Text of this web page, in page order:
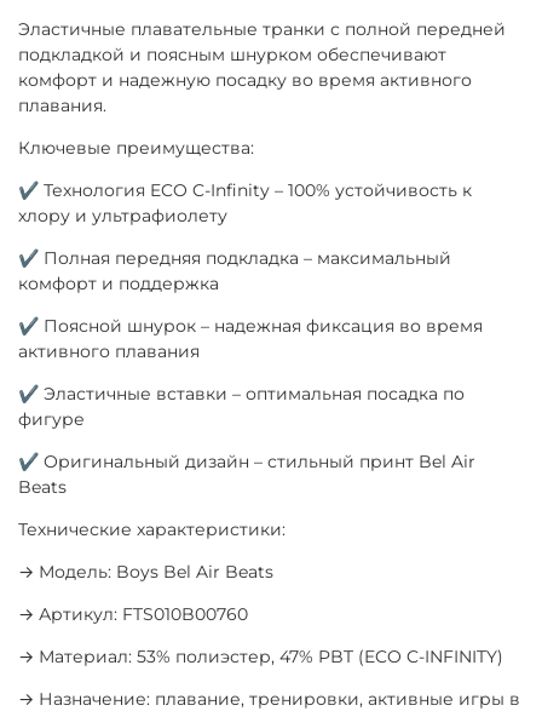
Эластичные плавательные транки с полной передней
подкладкой и поясным шнурком обеспечивают
комфорт и надежную посадку во время активного
плавания.
Ключевые преимущества:
✔ Технология ECO C-Infinity – 100% устойчивость к
хлору и ультрафиолету
✔ Полная передняя подкладка – максимальный
комфорт и поддержка
✔ Поясной шнурок – надежная фиксация во время
активного плавания
✔ Эластичные вставки – оптимальная посадка по
фигуре
✔ Оригинальный дизайн – стильный принт Bel Air
Beats
Технические характеристики:
→ Модель: Boys Bel Air Beats
→ Артикул: FTS010B00760
→ Материал: 53% полиэстер, 47% PBT (ECO C-INFINITY)
→ Назначение: плавание, тренировки, активные игры в